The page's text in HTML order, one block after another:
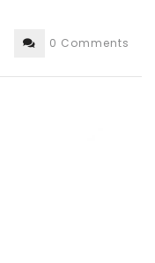
0 Comments